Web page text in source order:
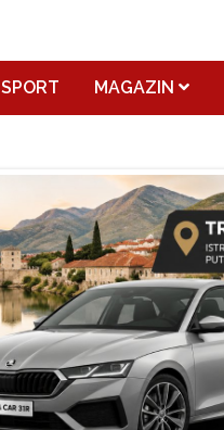
SPORT MAGAZIN